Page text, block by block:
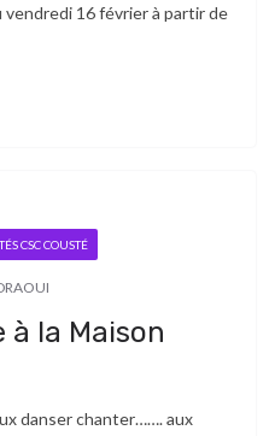
vendredi 16 février à partir de
CSC COUSTÉ
à la Maison
danser chanter……. aux